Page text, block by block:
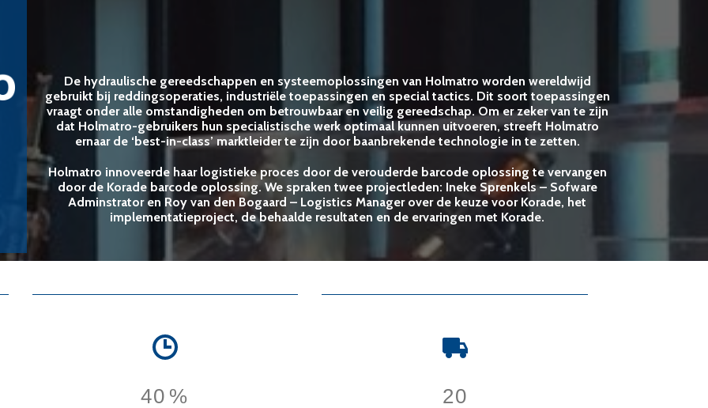
De hydraulische gereedschappen en systeemoplossingen van Holmatro worden wereldwijd
gebruikt bij reddingsoperaties, industriële toepassingen en special tactics. Dit soort toepassingen
vraagt onder alle omstandigheden om betrouwbaar en veilig gereedschap. Om er zeker van te zijn
dat Holmatro-gebruikers hun specialistische werk optimaal kunnen uitvoeren, streeft Holmatro
ernaar de ‘best-in-class’ marktleider te zijn door baanbrekende technologie in te zetten.
Holmatro innoveerde haar logistieke proces door de verouderde barcode oplossing te vervangen
door de Korade barcode oplossing. We spraken twee projectleden: Ineke Sprenkels – Sofware
Adminstrator en Roy van den Bogaard – Logistics Manager over de keuze voor Korade, het
implementatieproject, de behaalde resultaten en de ervaringen met Korade.
40 % 20